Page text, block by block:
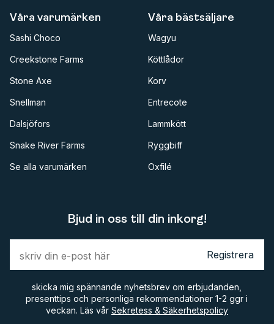
Bjud in oss till din inkorg!
Registrera
skicka mig spännande nyhetsbrev om erbjudanden,
presenttips och personliga rekommendationer 1-2 ggr i
veckan. Läs vår Sekretess & Säkerhetspolicy
Våra varumärken
Sashi Choco
Creekstone Farms
Stone Axe
Snellman
Dalsjöfors
Snake River Farms
Se alla varumärken
Våra bästsäljare
Wagyu
Köttlådor
Korv
Entrecote
Lammkött
Ryggbiff
Oxfilé